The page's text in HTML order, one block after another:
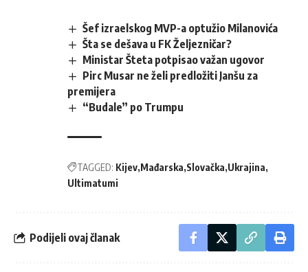
Šef izraelskog MVP-a optužio Milanovića
Šta se dešava u FK Željezničar?
Ministar Šteta potpisao važan ugovor
Pirc Musar ne želi predložiti Janšu za
premijera
“Budale” po Trumpu
TAGGED: Kijev Mađarska Slovačka Ukrajina
Ultimatumi
Podijeli ovaj članak